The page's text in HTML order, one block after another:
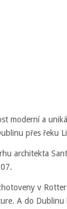
moderní a
přes řeku
architekta
v
A do Dublinu